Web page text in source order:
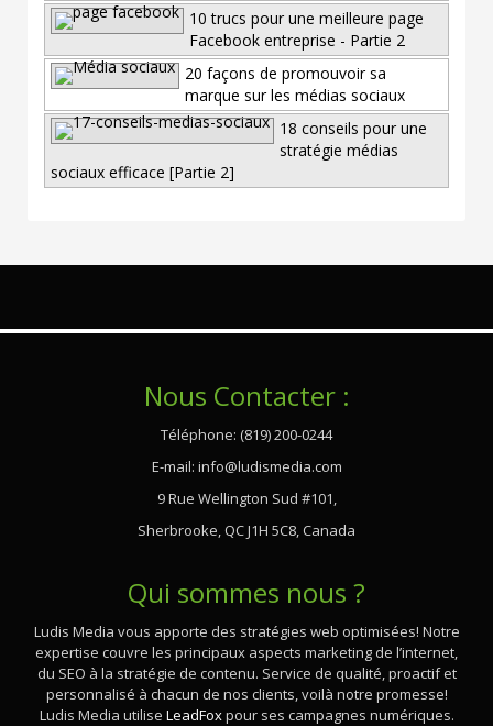
10 trucs pour une meilleure page
Facebook entreprise - Partie 2
20 façons de promouvoir sa
marque sur les médias sociaux
18 conseils pour une
stratégie médias
sociaux efficace [Partie 2]
Nous Contacter :
Téléphone: (819) 200-0244
E-mail: info@ludismedia.com
9 Rue Wellington Sud #101,
Sherbrooke, QC J1H 5C8, Canada
Qui sommes nous ?
Ludis Media vous apporte des stratégies web optimisées! Notre
expertise couvre les principaux aspects marketing de l’internet,
du SEO à la stratégie de contenu. Service de qualité, proactif et
personnalisé à chacun de nos clients, voilà notre promesse!
Ludis Media utilise LeadFoxpour ses campagnes numériques.